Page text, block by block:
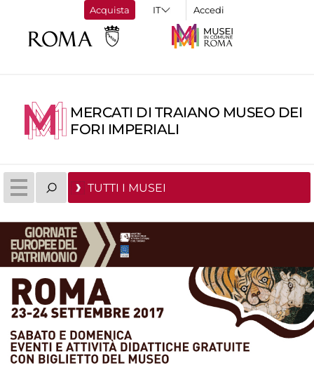
Acquista Accedi
MERCATI DI TRAIANO MUSEO DEI
FORI IMPERIALI
TUTTI I MUSEI